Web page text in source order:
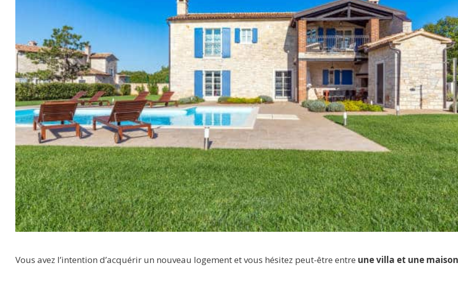
Vous avez l’intention d’acquérir un nouveau logement et vous hésitez peut-être entre une villa et une maison